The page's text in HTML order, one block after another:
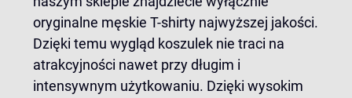
oryginalne męskie T-shirty najwyższej jakości.
Dzięki temu wygląd koszulek nie traci na
atrakcyjności nawet przy długim i
intensywnym użytkowaniu. Dzięki wysokim